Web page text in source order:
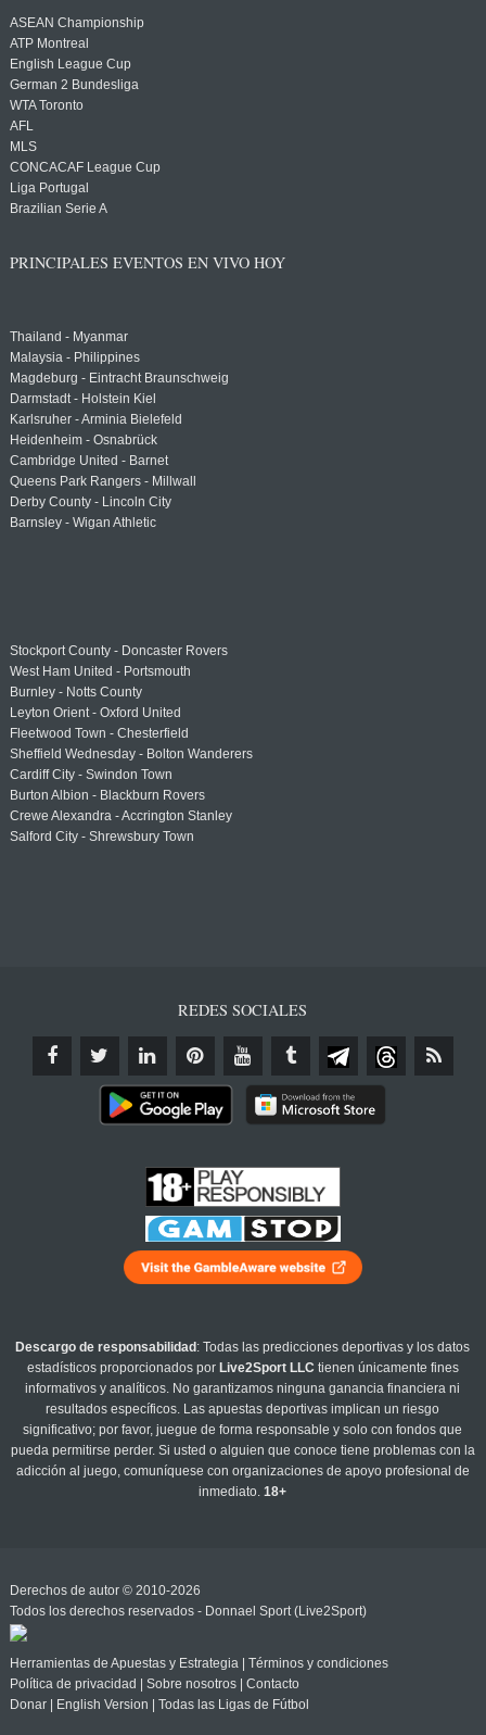
ASEAN Championship
ATP Montreal
English League Cup
German 2 Bundesliga
WTA Toronto
AFL
MLS
CONCACAF League Cup
Liga Portugal
Brazilian Serie A
PRINCIPALES EVENTOS EN VIVO HOY
Thailand - Myanmar
Malaysia - Philippines
Magdeburg - Eintracht Braunschweig
Darmstadt - Holstein Kiel
Karlsruher - Arminia Bielefeld
Heidenheim - Osnabrück
Cambridge United - Barnet
Queens Park Rangers - Millwall
Derby County - Lincoln City
Barnsley - Wigan Athletic
Stockport County - Doncaster Rovers
West Ham United - Portsmouth
Burnley - Notts County
Leyton Orient - Oxford United
Fleetwood Town - Chesterfield
Sheffield Wednesday - Bolton Wanderers
Cardiff City - Swindon Town
Burton Albion - Blackburn Rovers
Crewe Alexandra - Accrington Stanley
Salford City - Shrewsbury Town
REDES SOCIALES
Descargo de responsabilidad : Todas las predicciones deportivas y los datos
estadísticos proporcionados por Live2Sport LLC tienen únicamente fines
informativos y analíticos. No garantizamos ninguna ganancia financiera ni
resultados específicos. Las apuestas deportivas implican un riesgo
significativo; por favor, juegue de forma responsable y solo con fondos que
pueda permitirse perder. Si usted o alguien que conoce tiene problemas con la
adicción al juego, comuníquese con organizaciones de apoyo profesional de
inmediato.18+
Derechos de autor © 2010-2026
Todos los derechos reservados - Donnael Sport (Live2Sport)
Herramientas de Apuestas y Estrategia| Términos y condiciones
Política de privacidad
Sobre nosotros| Contacto
Donar| English Version Todas las Ligas de Fútbol